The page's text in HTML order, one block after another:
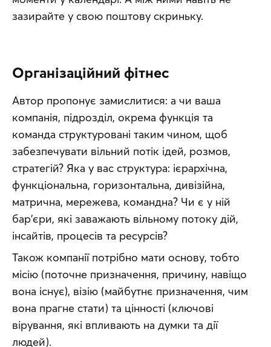
зазирайте у свою поштову скриньку.
Організаційний фітнес
Автор пропонує замислитися: а чи ваша
компанія, підрозділ, окрема функція та
команда структуровані таким чином, щоб
забезпечувати вільний потік ідей, розмов,
стратегій? Яка у вас структура: ієрархічна,
функціональна, горизонтальна, дивізійна,
матрична, мережева, командна? Чи є у ній
бар'єри, які заважають вільному потоку дій,
інсайтів, процесів та ресурсів?
Також компанії потрібно мати основу, тобто
місію (поточне призначення, причину, навіщо
вона існує), візію (майбутнє призначення, чим
вона прагне стати) та цінності (ключові
вірування, які впливають на думки та дії
людей).